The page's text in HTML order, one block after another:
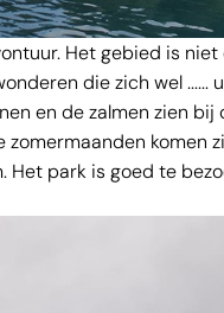
Het gebied is niet
die zich wel ......
en de zalmen zien bij
zomermaanden komen
Het park is goed te